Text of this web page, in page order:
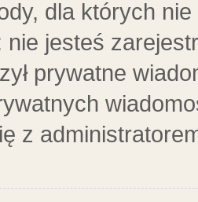
dla których
nie jesteś
prywatne
z